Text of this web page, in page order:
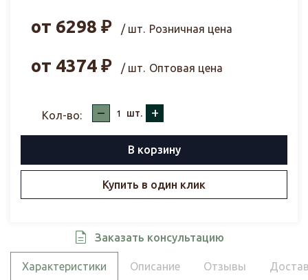
от 6298 ₽ / шт. Розничная цена
от 4374 ₽ / шт. Оптовая цена
Кол-во: – шт. +
В корзину
Купить в один клик
Заказать консультацию
Характеристики Описание Отзывы